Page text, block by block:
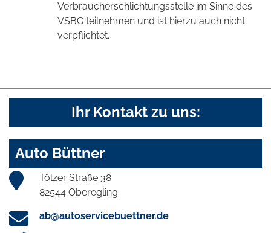
Verbraucherschlichtungsstelle im Sinne des
VSBG teilnehmen und ist hierzu auch nicht
verpflichtet.
Ihr Kontakt zu uns:
Auto Büttner
Tölzer Straße 38
82544 Oberegling
ab@autoservicebuettner.de